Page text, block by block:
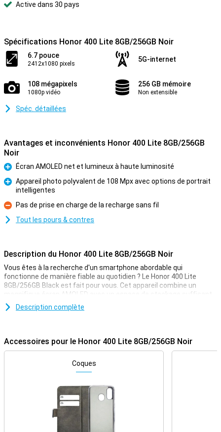
Active dans 30 pays
Spécifications Honor 400 Lite 8GB/256GB Noir
6.7 pouce
2412x1080 pixels
5G-internet
108 mégapixels
1080p vidéo
256 GB mémoire
Non extensible
Spéc. détaillées
Avantages et inconvénients Honor 400 Lite 8GB/256GB
Noir
Pour
Écran AMOLED net et lumineux à haute luminosité
Pour
Appareil photo polyvalent de 108 Mpx avec options de portrait
intelligentes
Contre
Pas de prise en charge de la recharge sans fil
Tout les pours & contres
Description du Honor 400 Lite 8GB/256GB Noir
Vous êtes à la recherche d'un smartphone abordable qui
fonctionne de manière fiable au quotidien ? Le Honor 400 Lite
8GB/256GB Black est fait pour vous. Cet appareil combine un
magnifique écran AMOLED avec un espace de stockage suffisant,
un appareil photo décent et une grande autonomie. Grâce à des
fonctionnalités intelligentes comme le bouton AI Camera et un
Appareils photo puissants
L'appareil photo du Honor 400 Lite est plus polyvalent qu'on ne
pourrait le penser. L'appareil photo principal de 108 mégapixels
faible luminosité. Grâce au zoom 3x sans perte, vous pouvez
rapprocher les sujets sans sacrifier la netteté. Vous pouvez
également choisir la distance à laquelle vous souhaitez vous
rapprocher de votre sujet lorsque vous réalisez des portraits.
Utilisez le mode standard pour un portrait où l'environnement est
Description complète
Accessoires pour le Honor 400 Lite 8GB/256GB Noir
Coques